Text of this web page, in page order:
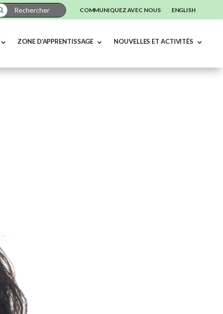
COMMUNIQUEZ AVEC NOUS ENGLISH
ZONE D’APPRENTISSAGE NOUVELLES ET ACTIVITÉS